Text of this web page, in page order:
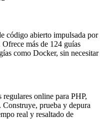
código abierto impulsada por
más de 124 guías
como Docker, sin necesitar
online para PHP,
prueba y depura
real y resaltado de